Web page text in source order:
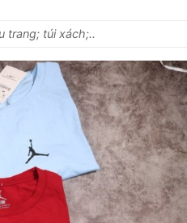
trang; túi xách;..